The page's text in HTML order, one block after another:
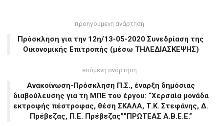
προηγούμενη ανάρτηση
Πρόσκληση για την 12η/13-05-2020 Συνεδρίαση της
Οικονομικής Επιτροπής (μέσω ΤΗΛΕΔΙΑΣΚΕΨΗΣ)
επόμενη ανάρτηση
Ανακοίνωση-Πρόσκληση Π.Σ., έναρξη δημόσιας
διαβούλευσης για τη ΜΠΕ του έργου: “Χερσαία μονάδα
εκτροφής πέστροφας, θέση ΣΚΑΛΑ, Τ.Κ. Στεφάνης, Δ.
Πρέβεζας, Π.Ε. Πρέβεζας””ΠΡΩΤΕΑΣ Α.Β.Ε.Ε.”